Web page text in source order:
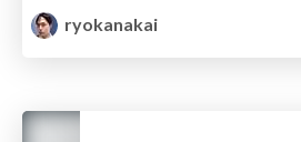
ryokanakai